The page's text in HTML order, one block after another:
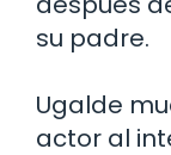
su padre.
Ugalde
actor al